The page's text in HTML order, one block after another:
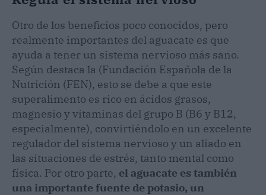
Otro de los beneficios poco conocidos, pero
realmente importantes del aguacate es que
ayuda a tener un sistema nervioso más sano.
Según destaca la (Fundación Española de la
Nutrición (FEN), esto se debe a que este
superalimento es rico en ácidos grasos,
magnesio y vitaminas del grupo B (B6 y B12,
especialmente), convirtiéndolo en un excelente
regulador del sistema nervioso y un aliado en
las situaciones de estrés, tanto mental como
física. Por otro parte, el aguacate es también
una importante fuente de potasio, un